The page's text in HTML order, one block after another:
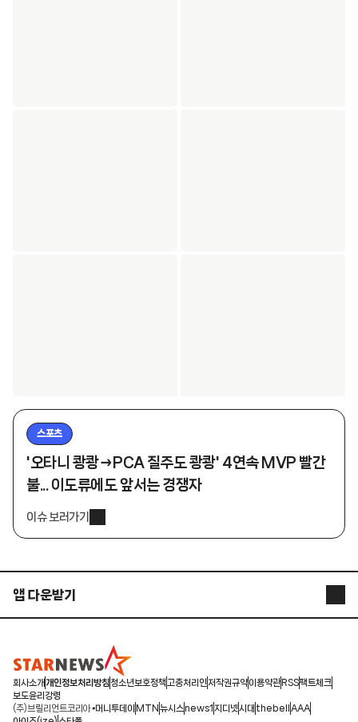
스포츠
'오타니 쾅쾅→PCA 질주도 쾅쾅' 4연속 MVP 빨간
불... 이도류에도 앞서는 경쟁자
이슈 보러가기
앱 다운받기
STARPOLL
회사소개 개인정보처리방침청소년보호정책 고충처리인저작권규약이용약관 RSS팩트체크
보도윤리강령
(주)브릴리언트코리아 머니투데이 MTN 뉴시스news1 지디넷시대 thebell AAA